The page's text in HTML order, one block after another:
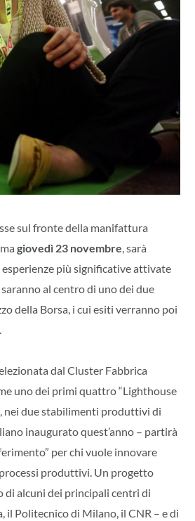
sul fronte della manifattura
giovedì 23 novembre , sarà
più significative attivate
al centro di uno dei due
della Borsa, i cui esiti verranno poi
dal Cluster Fabbrica
uno dei primi quattro “Lighthouse
nei due stabilimenti produttivi di
inaugurato quest’anno – partirà
per chi vuole innovare
produttivi. Un progetto
di alcuni dei principali centri di
il Politecnico di Milano, il CNR – e di